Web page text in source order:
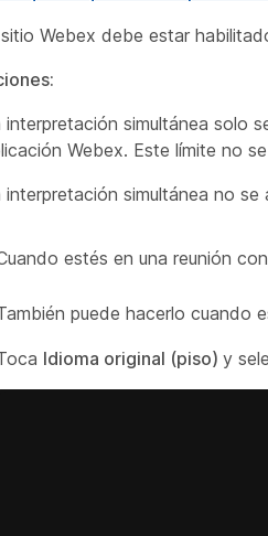
Webex debe estar
interpretación simultánea solo
Webex. Este límite no
interpretación simultánea no
estés en una reunión
puede hacerlo cuando
Idioma original (piso) y